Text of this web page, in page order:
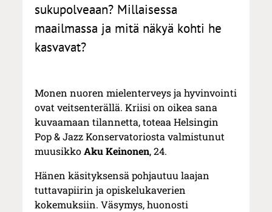
sukupolveaan? Millaisessa
maailmassa ja mitä näkyä kohti he
kasvavat?
Monen nuoren mielenterveys ja hyvinvointi
ovat veitsenterällä. Kriisi on oikea sana
kuvaamaan tilannetta, toteaa Helsingin
Pop & Jazz Konservatoriosta valmistunut
muusikkoAku Keinonen, 24.
Hänen käsityksensä pohjautuu laajan
tuttavapiirin ja opiskelukaverien
kokemuksiin. Väsymys, huonosti